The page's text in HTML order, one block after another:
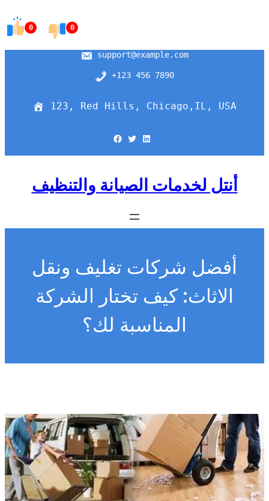
0 0
support@example.com
+123 456 7890
123, Red Hills, Chicago,IL, USA
Facebook Twitter LinkedIn
أنتل لخدمات الصيانة والتنظيف
أفضل شركات تغليف ونقل
الاثاث: كيف تختار الشركة
المناسبة لك؟